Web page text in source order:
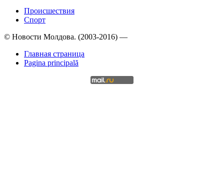
Происшествия
Спорт
© Новости Молдова. (2003-2016) —
Главная страница
Pagina principală